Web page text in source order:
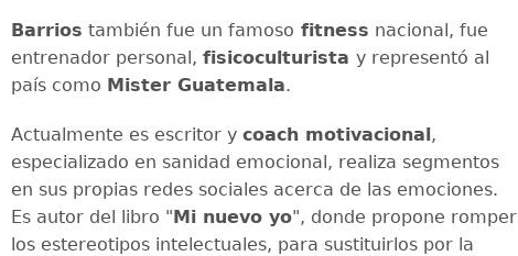
Barrios también fue un famoso fitness nacional, fue
entrenador personal, fisicoculturista y representó al
país como Mister Guatemala.
Actualmente es escritor y coach motivacional,
especializado en sanidad emocional, realiza segmentos
en sus propias redes sociales acerca de las emociones.
Es autor del libro "Mi nuevo yo", donde propone romper
los estereotipos intelectuales, para sustituirlos por la